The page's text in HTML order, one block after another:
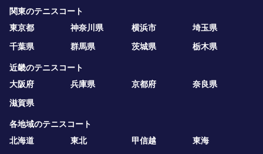
関東のテニスコート
東京都
神奈川県 横浜市
埼玉県
千葉県
群馬県 茨城県 栃木県
近畿のテニスコート
大阪府
兵庫県 京都府
奈良県
滋賀県
各地域のテニスコート
北海道
東北 甲信越
東海